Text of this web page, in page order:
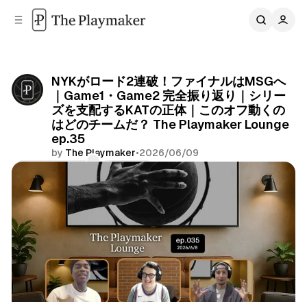
NYKがロード2連破！ファイナルはMSGへ
｜Game1・Game2 完全振り返り｜シリー
ズを支配するKATの正体｜このオフ動くの
はどのチームだ？ The Playmaker Lounge
ep.35
by The Playmaker•2026/06/09
Share